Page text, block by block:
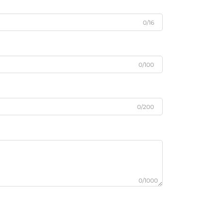
0/16
0/100
0/200
0/1000